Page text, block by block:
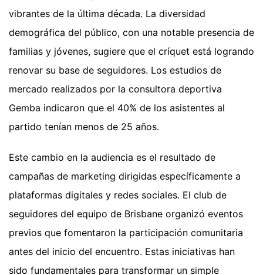
vibrantes de la última década. La diversidad
demográfica del público, con una notable presencia de
familias y jóvenes, sugiere que el críquet está logrando
renovar su base de seguidores. Los estudios de
mercado realizados por la consultora deportiva
Gemba indicaron que el 40% de los asistentes al
partido tenían menos de 25 años.
Este cambio en la audiencia es el resultado de
campañas de marketing dirigidas específicamente a
plataformas digitales y redes sociales. El club de
seguidores del equipo de Brisbane organizó eventos
previos que fomentaron la participación comunitaria
antes del inicio del encuentro. Estas iniciativas han
sido fundamentales para transformar un simple